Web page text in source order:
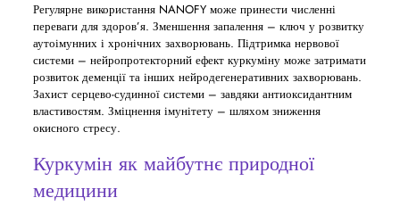
Регулярне використання NANOFY може принести численні
переваги для здоров’я. Зменшення запалення – ключ у розвитку
аутоімунних і хронічних захворювань. Підтримка нервової
системи – нейропротекторний ефект куркуміну може затримати
розвиток деменції та інших нейродегенеративних захворювань.
Захист серцево-судинної системи – завдяки антиоксидантним
властивостям. Зміцнення імунітету – шляхом зниження
окисного стресу.
Куркумін як майбутнє природної
медицини